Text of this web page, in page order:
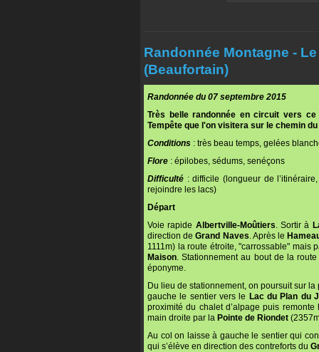
Randonnée Montagne -
(Beaufortain)
Randonnée du 07 septembre 2015
Très belle randonnée en circuit vers
Tempête que l'on visitera sur le chemin
Conditions : très beau temps, gelées
Flore : épilobes, sédums, senéçons
Difficulté : difficile (longueur de
rejoindre les lacs)
Départ
Voie rapide Albertville-Moûtiers. Sortir à
direction deGrand Naves. Après le
1111m) la route étroite, "carrossable"
Maison. Stationnement au bout de la
éponyme.
Du lieu de stationnement, on poursuit sur
gauche le sentier vers le Lac du Plan du
proximité du chalet d’alpage puis
main droite par la Pointe de Riondet
Au col on laisse à gauche le sentier qui
qui s’élève en direction des contreforts du